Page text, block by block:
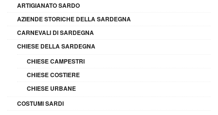
ARTIGIANATO SARDO
AZIENDE STORICHE DELLA SARDEGNA
CARNEVALI DI SARDEGNA
CHIESE DELLA SARDEGNA
CHIESE CAMPESTRI
CHIESE COSTIERE
CHIESE URBANE
COSTUMI SARDI